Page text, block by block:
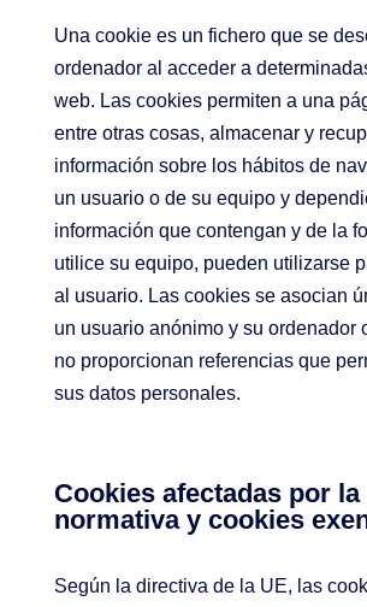
Una cookie es un fichero que se
ordenador al acceder a
web. Las cookies permiten a una
entre otras cosas, almacenar y
información sobre los hábitos de
un usuario o de su equipo y
información que contengan y de la
utilice su equipo, pueden utilizarse
al usuario. Las cookies se asocian
un usuario anónimo y su ordenador
no proporcionan referencias que
sus datos personales.
Cookies afectadas por la
normativa y cookies
Según la directiva de la UE, las